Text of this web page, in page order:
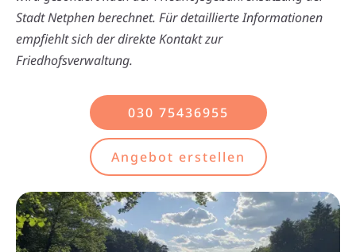
Stadt Netphen berechnet. Für detaillierte Informationen
empfiehlt sich der direkte Kontakt zur
Friedhofsverwaltung.
030 75436955
Angebot erstellen